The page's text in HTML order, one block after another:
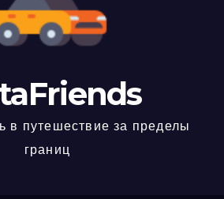
в путешествие за пределы
границ